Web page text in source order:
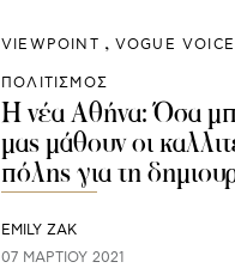
VIEWPOINT VOGUE VOICE
ΠΟΛΙΤΙΣΜΟΣ
Η νέα Αθήνα: Όσα
μας μάθουν οι
πόλης για τη
EMILY ZAK
07 ΜΑΡΤΊΟΥ 2021